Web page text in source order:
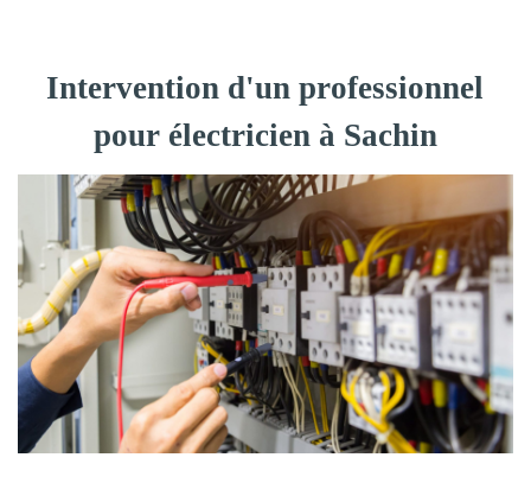
Intervention d'un professionnel
pour électricien à Sachin